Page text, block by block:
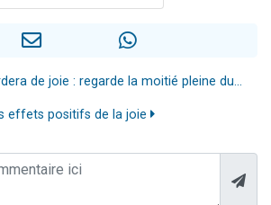
de joie : regarde la moitié pleine du...
effets positifs de la joie